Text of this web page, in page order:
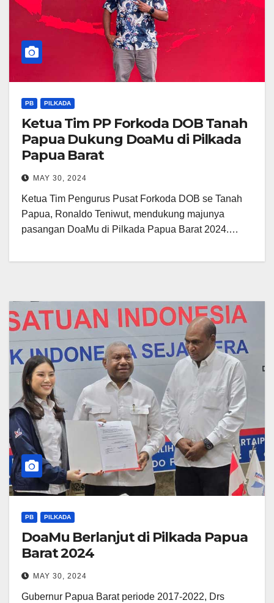
PB PILKADA
Ketua Tim PP Forkoda DOB Tanah
Papua Dukung DoaMu di Pilkada
Papua Barat
MAY 30, 2024
Ketua Tim Pengurus Pusat Forkoda DOB se Tanah
Papua, Ronaldo Teniwut, mendukung majunya
pasangan DoaMu di Pilkada Papua Barat 2024.…
PB PILKADA
DoaMu Berlanjut di Pilkada Papua
Barat 2024
MAY 30, 2024
Gubernur Papua Barat periode 2017-2022, Drs